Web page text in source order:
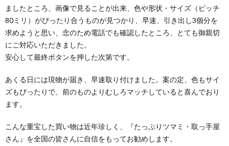
ましたところ、画像で見ることが出来、色や形状・サイズ（ピッチ
80ミリ）がぴったり合うものが見つかり、早速、引き出し3個分を
求めようと思い、念のため電話でも確認したところ、とても御親切
にご対応いただきました。
安心して最終ボタンを押した次第です。
あくる日には現物が届き、早速取り付けました。案の定、色もサイ
ズもぴったりで、前のものよりむしろマッチしていると喜んでおり
ます。
こんな重宝した買い物は近年珍しく、『たっぷりツマミ・取っ手屋
さん』を全国の皆さんに自信をもってお勧めします。